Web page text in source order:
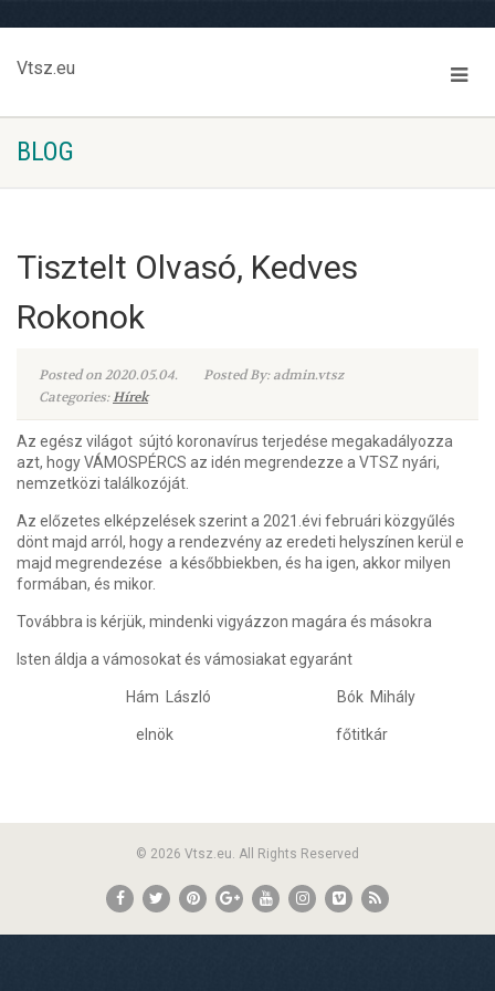
Vtsz.eu
BLOG
Tisztelt Olvasó, Kedves
Rokonok
Posted on 2020.05.04.
Posted By: admin.vtsz
Categories:Hírek
Az egész világot sújtó koronavírus terjedése megakadályozza
azt, hogy VÁMOSPÉRCS az idén megrendezze a VTSZ nyári,
nemzetközi találkozóját.
Az előzetes elképzelések szerint a 2021.évi februári közgyűlés
dönt majd arról, hogy a rendezvény az eredeti helyszínen kerül e
majd megrendezése a későbbiekben, és ha igen, akkor milyen
formában, és mikor.
Továbbra is kérjük, mindenki vigyázzon magára és másokra
Isten áldja a vámosokat és vámosiakat egyaránt
Hám László Bók Mihály
elnök főtitkár
© 2026 Vtsz.eu. All Rights Reserved